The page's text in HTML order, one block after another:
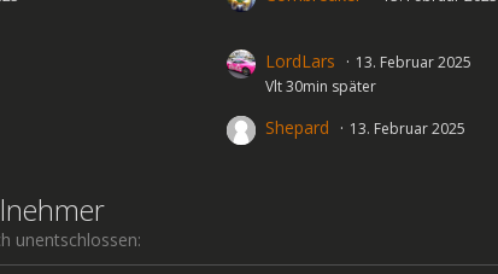
LordLars
13. Februar 2025
Vlt 30min später
Shepard 13. Februar 2025
unentschlossen: